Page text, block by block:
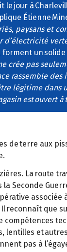
le jour à
Étienne
paysans et
d’électricité
un
crée pas
rassemble
légitime dans
est ouvert à
de terre aux
La route
Seconde
associée
reconnaît que
compétences
lentilles et
pas à